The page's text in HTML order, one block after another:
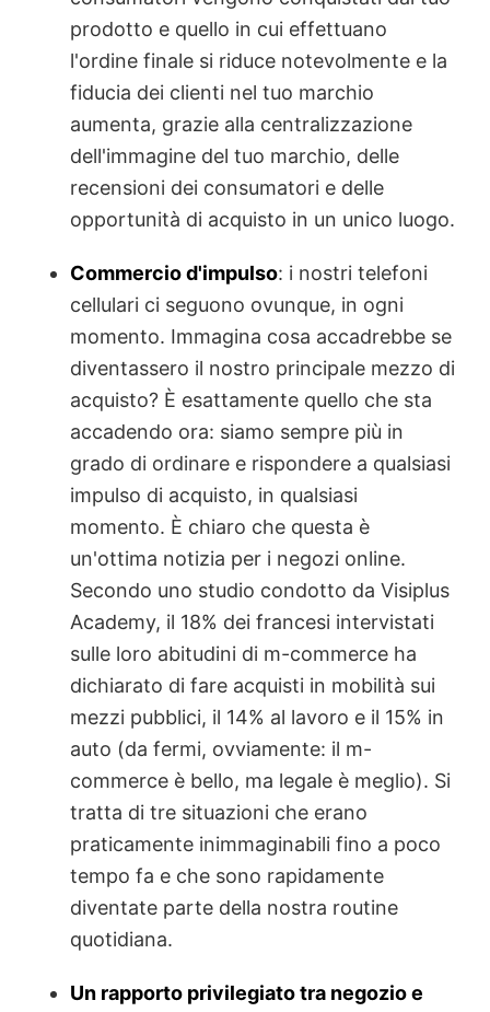
prodotto e quello in cui effettuano
l'ordine finale si riduce notevolmente e la
fiducia dei clienti nel tuo marchio
aumenta, grazie alla centralizzazione
dell'immagine del tuo marchio, delle
recensioni dei consumatori e delle
opportunità di acquisto in un unico luogo.
Commercio d'impulso: i nostri telefoni
cellulari ci seguono ovunque, in ogni
momento. Immagina cosa accadrebbe se
diventassero il nostro principale mezzo di
acquisto? È esattamente quello che sta
accadendo ora: siamo sempre più in
grado di ordinare e rispondere a qualsiasi
impulso di acquisto, in qualsiasi
momento. È chiaro che questa è
un'ottima notizia per i negozi online.
Secondo uno studio condotto da Visiplus
Academy, il 18% dei francesi intervistati
sulle loro abitudini di m-commerce ha
dichiarato di fare acquisti in mobilità sui
mezzi pubblici, il 14% al lavoro e il 15% in
auto (da fermi, ovviamente: il m-
commerce è bello, ma legale è meglio). Si
tratta di tre situazioni che erano
praticamente inimmaginabili fino a poco
tempo fa e che sono rapidamente
diventate parte della nostra routine
quotidiana.
Un rapporto privilegiato tra negozio e